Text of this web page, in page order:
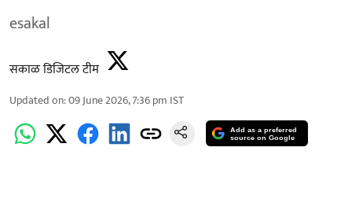
esakal
सकाळ डिजिटल टीम
Updated on:09 June 2026, 7:36 pm IST
Add as a preferred
source on Google